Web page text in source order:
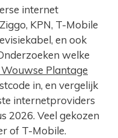
internet
KPN, T-Mobile
en ook
welke
Plantage
in, en vergelijk
internetproviders
2026. Veel gekozen
of T-Mobile.